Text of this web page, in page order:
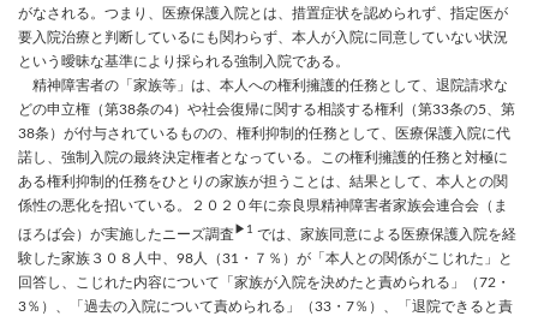
がなされる。つまり、医療保護入院とは、措置症状を認められず、指定医が
要入院治療と判断しているにも関わらず、本人が入院に同意していない状況
という曖昧な基準により採られる強制入院である。
精神障害者の「家族等」は、本人への権利擁護的任務として、退院請求な
どの申立権（第38条の4）や社会復帰に関する相談する権利（第33条の5、第
38条）が付与されているものの、権利抑制的任務として、医療保護入院に代
諾し、強制入院の最終決定権者となっている。この権利擁護的任務と対極に
ある権利抑制的任務をひとりの家族が担うことは、結果として、本人との関
係性の悪化を招いている。２０２０年に奈良県精神障害者家族会連合会（ま
ほろば会）が実施したニーズ調査 ▶1 では、家族同意による医療保護入院を経
験した家族３０８人中、98人（31・７％）が「本人との関係がこじれた」と
回答し、こじれた内容について「家族が入院を決めたと責められる」（72・
3％）、「過去の入院について責められる」（33・7％）、「退院できると責